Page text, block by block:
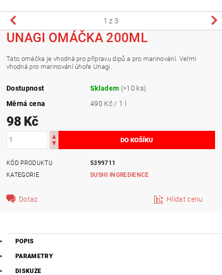
1 z 3
UNAGI OMÁČKA 200ML
Tato omáčka je vhodná pro přípravu dipů a pro marinování. Velmi
vhodná pro marinování úhoře Unagi.
Dostupnost Skladem (>10 ks)
Měrná cena
490 Kč / 1 l
98 Kč
KÓD PRODUKTU
5399711
KATEGORIE
SUSHI INGREDIENCE
Dotaz Hlídat cenu
POPIS
PARAMETRY
DISKUZE